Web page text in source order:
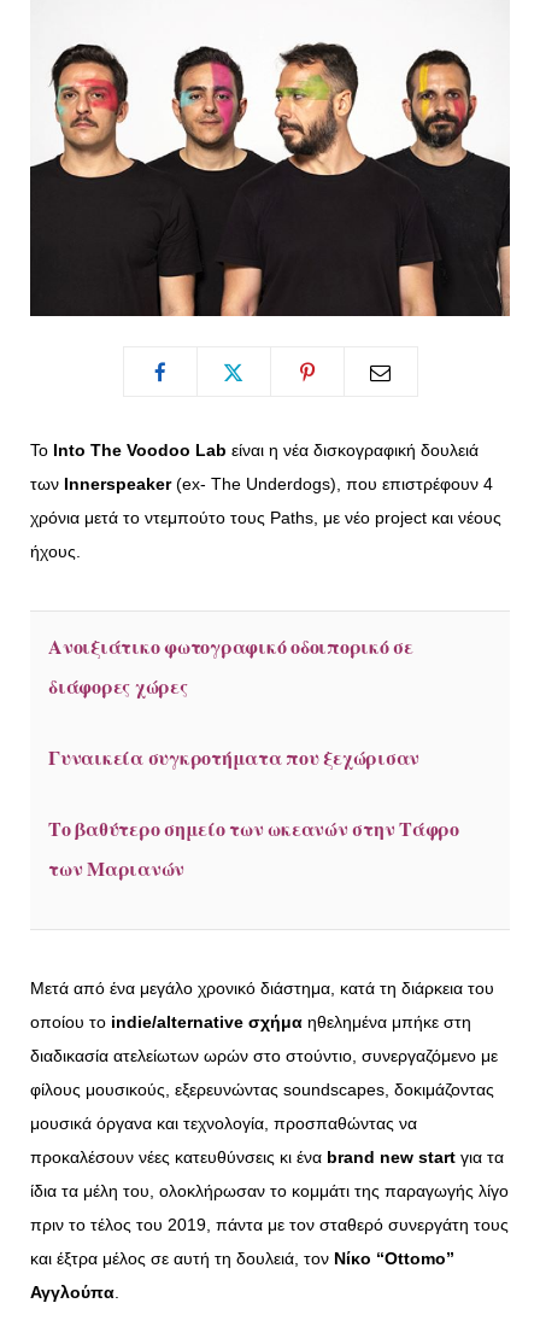
r
a
e
s
Το Into The Voodoo Lab είναι η νέα δισκογραφική δουλειά
των Innerspeaker(ex- The Underdogs), που επιστρέφουν 4
χρόνια μετά το ντεμπούτο τους Paths, με νέο project και νέους
ήχους.
Ανοιξιάτικο φωτογραφικό οδοιπορικό σε
διάφορες χώρες
Γυναικεία συγκροτήματα που ξεχώρισαν
Το βαθύτερο σημείο των ωκεανών στην Τάφρο
των Μαριανών
Μετά από ένα μεγάλο χρονικό διάστημα, κατά τη διάρκεια του
οποίου το indie/alternative σχήμα ηθελημένα μπήκε στη
διαδικασία ατελείωτων ωρών στο στούντιο, συνεργαζόμενο με
φίλους μουσικούς, εξερευνώντας soundscapes, δοκιμάζοντας
μουσικά όργανα και τεχνολογία, προσπαθώντας να
προκαλέσουν νέες κατευθύνσεις κι ένα brand new start για τα
ίδια τα μέλη του, ολοκλήρωσαν το κομμάτι της παραγωγής λίγο
πριν το τέλος του 2019, πάντα με τον σταθερό συνεργάτη τους
και έξτρα μέλος σε αυτή τη δουλειά, τον Νίκο “Ottomo”
Αγγλούπα.